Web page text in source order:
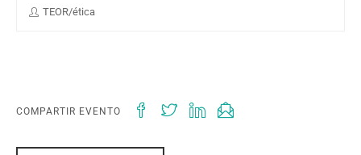
TEOR/ética
COMPARTIR EVENTO